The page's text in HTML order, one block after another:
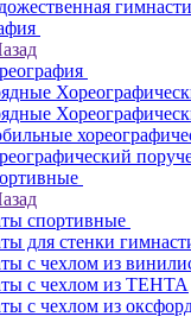
спортивные
для стенки
с чехлом из
с чехлом из ТЕНТА
с чехлом из